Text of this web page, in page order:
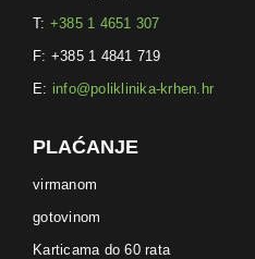
T: +385 1 4651 307
F: +385 1 4841 719
E: info@poliklinika-krhen.hr
PLAĆANJE
virmanom
gotovinom
Karticama do 60 rata